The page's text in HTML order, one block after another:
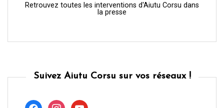
Retrouvez toutes les interventions d'Aiutu Corsu dans
la presse
Suivez Aiutu Corsu sur vos réseaux !
facebookinstagramyoutube